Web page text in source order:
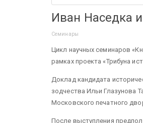
Иван Наседка
Семинары
Цикл научных семинаров
рамках проекта «Трибуна
Доклад кандидата
зодчества Ильи Глазунова
Московского печатного
После выступления